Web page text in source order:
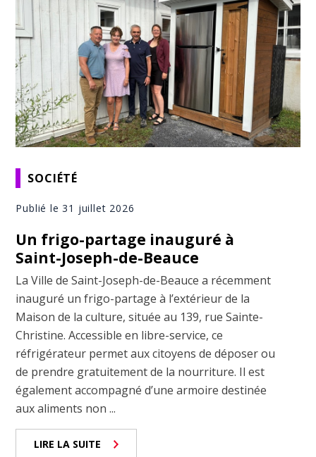
SOCIÉTÉ
Publié le 31 juillet 2026
Un frigo-partage inauguré à
Saint-Joseph-de-Beauce
La Ville de Saint-Joseph-de-Beauce a récemment
inauguré un frigo-partage à l’extérieur de la
Maison de la culture, située au 139, rue Sainte-
Christine. Accessible en libre-service, ce
réfrigérateur permet aux citoyens de déposer ou
de prendre gratuitement de la nourriture. Il est
également accompagné d’une armoire destinée
aux aliments non ...
LIRE LA SUITE